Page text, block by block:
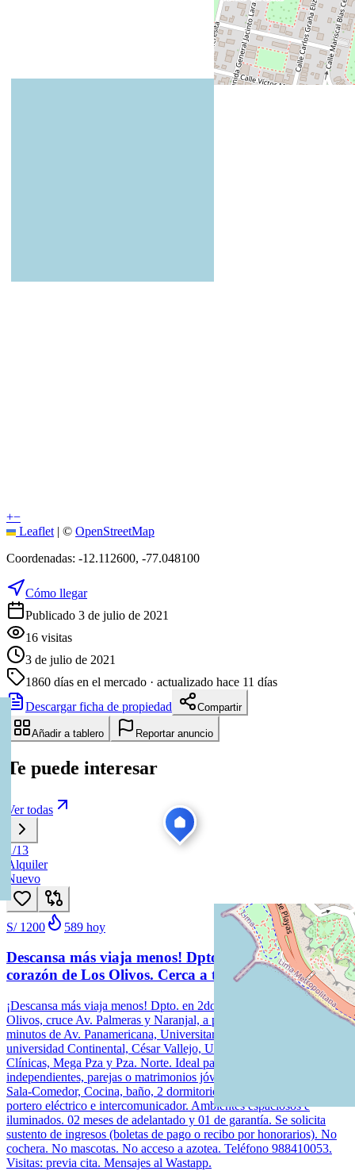
+−
Leaflet | © OpenStreetMap
Coordenadas: -12.112600, -77.048100
Cómo llegar
Publicado 3 de julio de 2021
16 visitas
3 de julio de 2021
1860 días en el mercado · actualizado hace 11 días
Descargar ficha de propiedad
Compartir
Añadir a tablero Reportar anuncio
Te puede interesar
Ver todas
/13
Alquiler
Nuevo
S/ 1200 589 hoy
Descansa más viaja menos! Dpto. en 2do Piso, en
corazón de Los Olivos. Cerca a todo!
¡Descansa más viaja menos! Dpto. en 2do Piso en el corazón de Los
Olivos, cruce Av. Palmeras y Naranjal, a pasos del Parque Zonal, a
minutos de Av. Panamericana, Universitaria y Metropolitano; cerca a
universidad Continental, César Vallejo, UPN, UCH, Hospitales,
Clínicas, Mega Pza y Pza. Norte. Ideal para profesionales
independientes, parejas o matrimonios jóvenes hasta 3 personas:
Sala-Comedor, Cocina, baño, 2 dormitorios, área de lavandería,
portero eléctrico e intercomunicador. Ambientes espaciosos e
iluminados. 02 meses de adelantado y 01 de garantía. Se solicita
sustento de ingresos (boletas de pago o recibo por honorarios). No
cochera. No mascotas. No acceso a azotea. Teléfono 988410053.
Visitas: previa cita. Mensajes al Wastapp.